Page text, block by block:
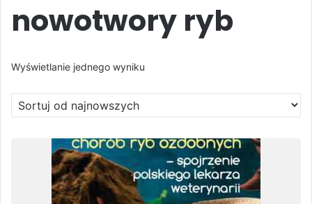
nowotwory ryb
Wyświetlanie jednego wyniku